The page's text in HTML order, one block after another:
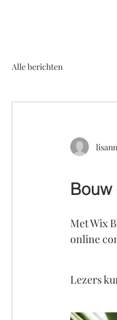
Alle berichten
Met Wix
online
Lezers